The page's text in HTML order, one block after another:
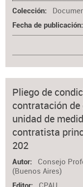
Colección
Fecha de publicación
Pliego de
contratación
unidad de
contratista
202
Autor
Consejo
(Buenos Aires)